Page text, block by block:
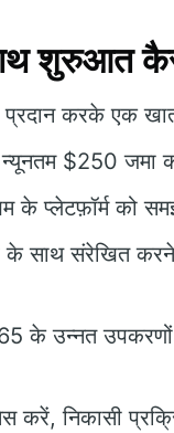
शुरुआत
करके एक
$250 जमा
के प्लेटफ़ॉर्म को
के साथ संरेखित
के उन्नत उपकरणों
करें, निकासी